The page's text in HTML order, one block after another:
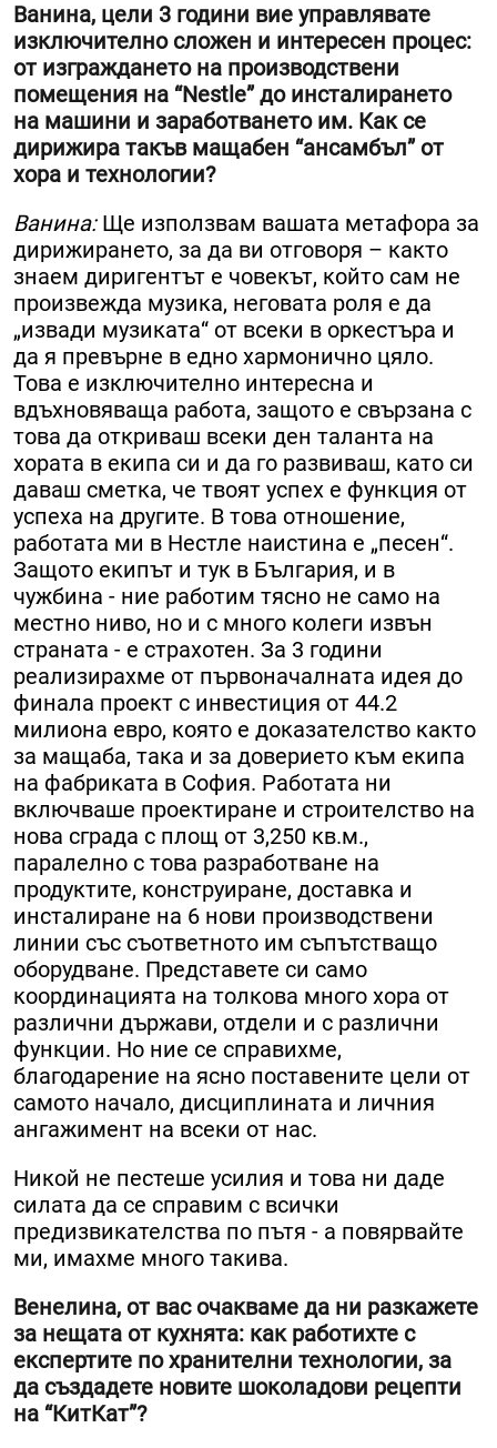
Ванина, цели 3 години вие управлявате
изключително сложен и интересен процес:
от изграждането на производствени
помещения на “Nestle” до инсталирането
на машини и заработването им. Как се
дирижира такъв мащабен “ансамбъл” от
хора и технологии?
Ванина:Ще използвам вашата метафора за
дирижирането, за да ви отговоря – както
знаем диригентът е човекът, който сам не
произвежда музика, неговата роля е да
„извади музиката“ от всеки в оркестъра и
да я превърне в едно хармонично цяло.
Това е изключително интересна и
вдъхновяваща работа, защото е свързана с
това да откриваш всеки ден таланта на
хората в екипа си и да го развиваш, като си
даваш сметка, че твоят успех е функция от
успеха на другите. В това отношение,
работата ми в Нестле наистина е „песен“.
Защото екипът и тук в България, и в
чужбина - ние работим тясно не само на
местно ниво, но и с много колеги извън
страната - е страхотен. За 3 години
реализирахме от първоначалната идея до
финала проект с инвестиция от 44.2
милиона евро, която е доказателство както
за мащаба, така и за доверието към екипа
на фабриката в София. Работата ни
включваше проектиране и строителство на
нова сграда с площ от 3,250 кв.м.,
паралелно с това разработване на
продуктите, конструиране, доставка и
инсталиране на 6 нови производствени
линии със съответното им съпътстващо
оборудване. Представете си само
координацията на толкова много хора от
различни държави, отдели и с различни
функции. Но ние се справихме,
благодарение на ясно поставените цели от
самото начало, дисциплината и личния
ангажимент на всеки от нас.
Никой не пестеше усилия и това ни даде
силата да се справим с всички
предизвикателства по пътя - а повярвайте
ми, имахме много такива.
Венелина, от вас очакваме да ни разкажете
за нещата от кухнята: как работихте с
експертите по хранителни технологии, за
да създадете новите шоколадови рецепти
на “КитКат”?